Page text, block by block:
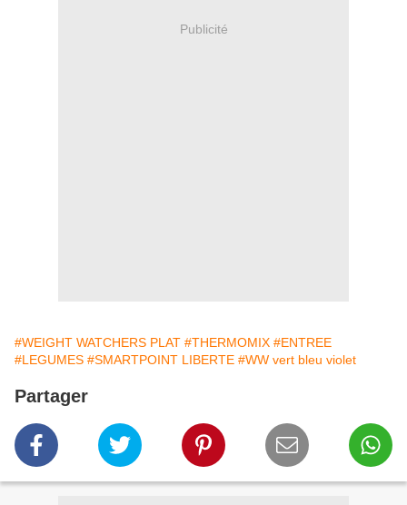
Publicité
#WEIGHT WATCHERS PLAT #THERMOMIX #ENTREE
#LEGUMES #SMARTPOINT LIBERTE #WW vert bleu violet
Partager